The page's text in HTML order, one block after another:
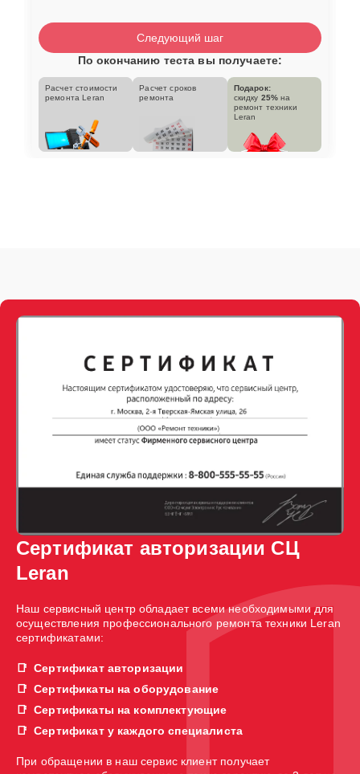
Следующий шаг
По окончанию теста вы получаете:
Расчет стоимости
ремонта Leran
Расчет сроков
ремонта
Подарок:
скидку 25% на
ремонт техники
Leran
Сертификат авторизации СЦ
Leran
Наш сервисный центр обладает всеми необходимыми для
осуществления профессионального ремонта техники Leran
сертификатами:
Сертификат авторизации
Сертификаты на оборудование
Сертификаты на комплектующие
Сертификат у каждого специалиста
При обращении в наш сервис клиент получает